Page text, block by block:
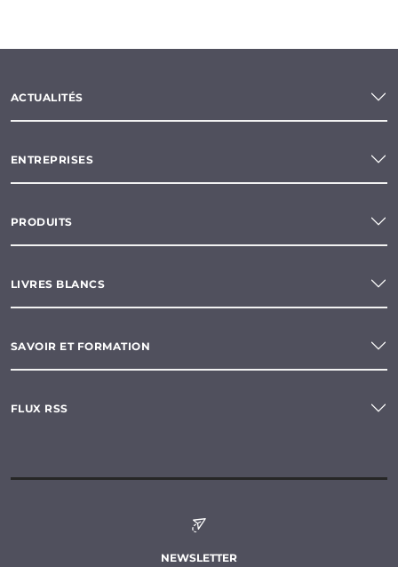
ACTUALITÉS
ENTREPRISES
PRODUITS
LIVRES BLANCS
SAVOIR ET FORMATION
FLUX RSS
NEWSLETTER